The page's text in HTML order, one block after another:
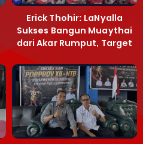
Erick Thohir: LaNyalla
Sukses Bangun Muaythai
dari Akar Rumput, Target